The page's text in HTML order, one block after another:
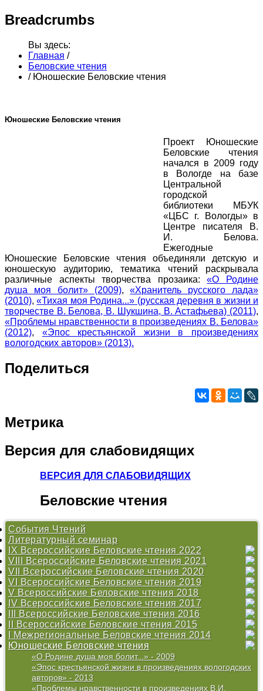
Breadcrumbs
Вы здесь:
Главная /
Беловские чтения
/ Юношеские Беловские чтения
Юношеские Беловские чтения
Проект Юношеские
Беловские чтения
начался в 2009 году
в Вологде на базе
Центральной
городской
библиотеки МБУК
«ЦБС г. Вологды» в
Центре писателя В.
И. Белова.
Ежегодные
Юношеские Беловские чтения объединяли детскую и
юношескую аудиторию, тематика чтений раскрывала
различные аспекты творчества прозаика:«О Родине
душа моя болит» (2009),«Хранитель русского лада»
(2010),«Тихая моя Родина...» (русская деревня в жизни и
творчестве В. Белова, В. Шукшина, В. Астафьева) (2011),
«Проблемы нравственности в произведениях В. Белова»
(2012), «Эпос крестьянской жизни в произведениях
вологодских авторов» (2013).
Поделиться
Метрика
Версия для слабовидящих
ВЕРСИЯ ДЛЯ СЛАБОВИДЯЩИХ
Беловские чтения
События Чтений
Литературный семинар
IX Всероссийские Беловские чтения 2022
Литературный семинар
VIII Всероссийские Беловские чтения 2021
Литературный семинар
VII Всероссийские Беловские чтения 2020
Литературный семинар
VI Всероссийские Беловские чтения 2019
Литературный марафон #ЧитаемБелова
Программа Беловских чтений 2019
Литературный семинар
Работы участников Литературного семинара 2019
V Всероссийские Беловские чтения 2018
Положение
Конкурс «Душа хранит»
Работы участников Литературного семинара 2018
Литературный марафон #ЧитаемБелова
Программа Беловских чтений 2018
Литературный семинар
IV Всероссийские Беловские чтения 2017
Программа Беловских чтений 2017
Конкурс «Душа хранит»
Литературный семинар
Литературный марафон #ЧитаемБелова
Дискуссионные площадки
Беловский сборник 2017
III Всероссийские Беловские чтения 2016
Программа
Конкурс «Душа хранит»
Литературный семинар
Литературный марафон #ЧитаемБелова
Беловский сборник
II Всероссийские Беловские чтения 2015
Открытие Центра В. И. Белова
Программа
Конкурс
Литературный марафон #ЧитаемБелова
Беловский сборник 2015
I Межрегиональные Беловские чтения 2014
Программа
Конкурс
Юношеские Беловские чтения
«О Родине душа моя болит...» - 2009
«Эпос крестьянской жизни в произведениях вологодских
авторов» - 2013
«Проблемы нравственности в произведениях В.И.